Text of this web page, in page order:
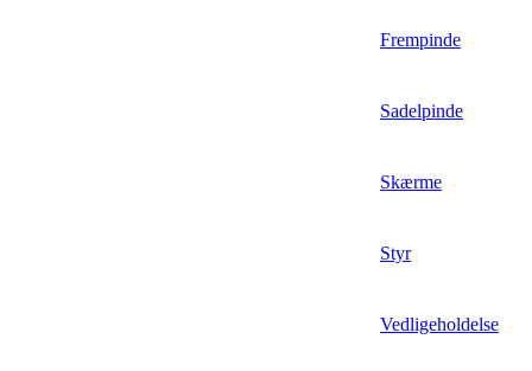
Frempinde
Sadelpinde
Skærme
Styr
Vedligeholdelse